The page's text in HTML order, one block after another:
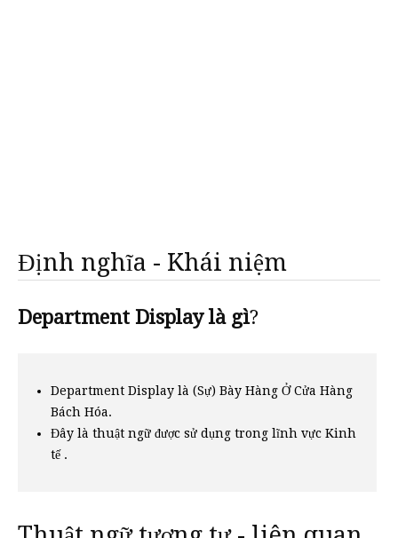
Định nghĩa - Khái niệm
Department Display là gì?
Department Display là (Sự) Bày Hàng Ở Cửa Hàng
Bách Hóa.
Đây là thuật ngữ được sử dụng trong lĩnh vực Kinh
tế .